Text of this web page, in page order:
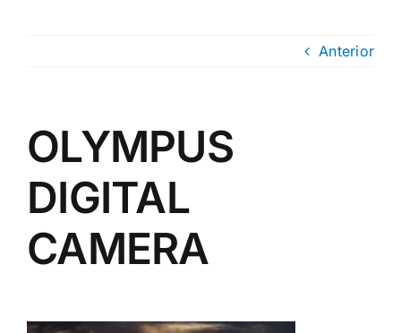
Anterior
OLYMPUS
DIGITAL
CAMERA